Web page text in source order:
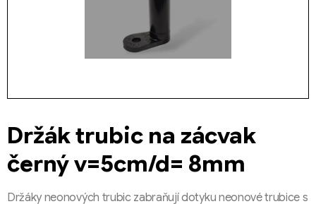
Držák trubic na zácvak
černý v=5cm/d= 8mm
Držáky neonových trubic zabraňují dotyku neonové trubice s